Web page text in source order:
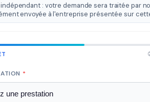
: votre demande sera traitée par
envoyée à l'entreprise présentée sur
*